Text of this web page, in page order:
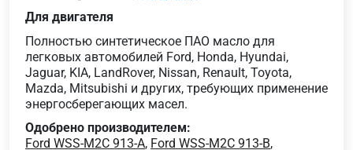
Для двигателя
Полностью синтетическое ПАО масло для
легковых автомобилей Ford, Honda, Hyundai,
Jaguar, KIA, LandRover, Nissan, Renault, Toyota,
Mazda, Mitsubishi и других, требующих применение
энергосберегающих масел.
Одобрено производителем:
Ford WSS-M2C 913-A, Ford WSS-M2C 913-B,